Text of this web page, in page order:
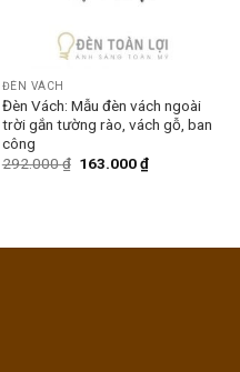
ĐÈN VÁCH
Đèn Vách: Mẫu đèn vách ngoài
trời gắn tường rào, vách gỗ, ban
công
292.000₫ 163.000₫